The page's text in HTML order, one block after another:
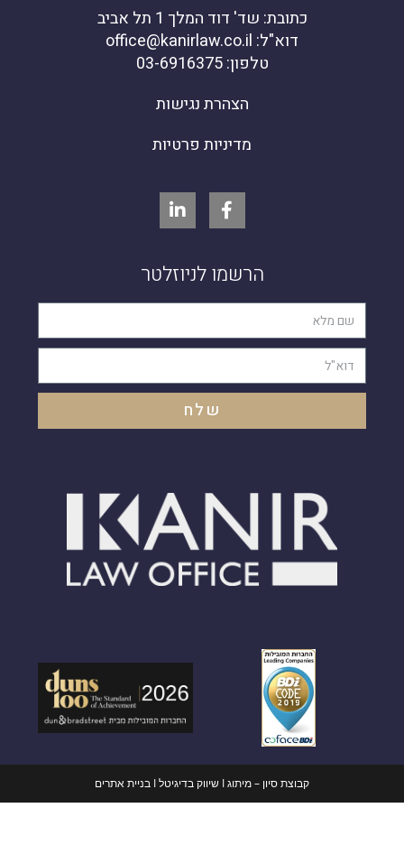
כתובת: שד' דוד המלך 1 תל אביב
דוא"ל: office@kanirlaw.co.il
טלפון: 03-6916375
הצהרת נגישות
מדיניות פרטיות
הרשמו לניוזלטר
שלח
קבוצת סיון – מיתוגI שיווק בדיגיטלI בניית אתרים